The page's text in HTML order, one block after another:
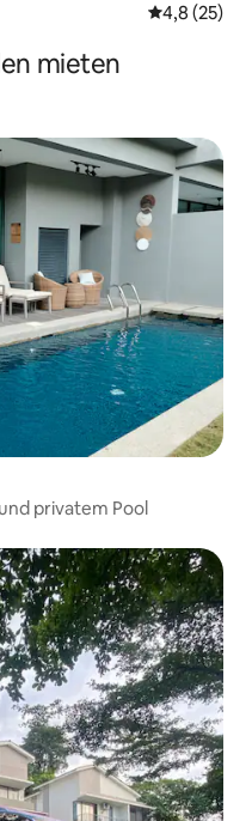
4,8 (25)
mieten
privatem Pool